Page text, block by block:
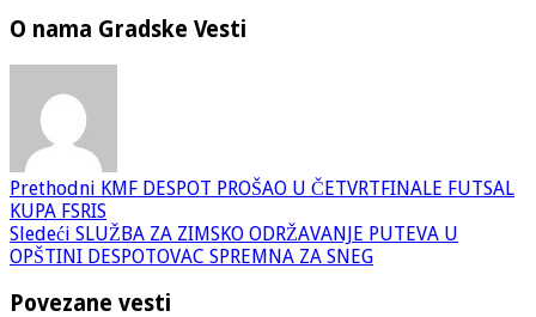
O nama Gradske Vesti
Prethodni KMF DESPOT PROŠAO U ČETVRTFINALE FUTSAL
KUPA FSRIS
Sledeći SLUŽBA ZA ZIMSKO ODRŽAVANJE PUTEVA U
OPŠTINI DESPOTOVAC SPREMNA ZA SNEG
Povezane vesti